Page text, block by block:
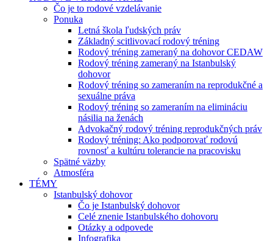
Čo je to rodové vzdelávanie
Ponuka
Letná škola ľudských práv
Základný scitlivovací rodový tréning
Rodový tréning zameraný na dohovor CEDAW
Rodový tréning zameraný na Istanbulský
dohovor
Rodový tréning so zameraním na reprodukčné a
sexuálne práva
Rodový tréning so zameraním na elimináciu
násilia na ženách
Advokačný rodový tréning reprodukčných práv
Rodový tréning: Ako podporovať rodovú
rovnosť a kultúru tolerancie na pracovisku
Spätné väzby
Atmosféra
TÉMY
Istanbulský dohovor
Čo je Istanbulský dohovor
Celé znenie Istanbulského dohovoru
Otázky a odpovede
Infografika